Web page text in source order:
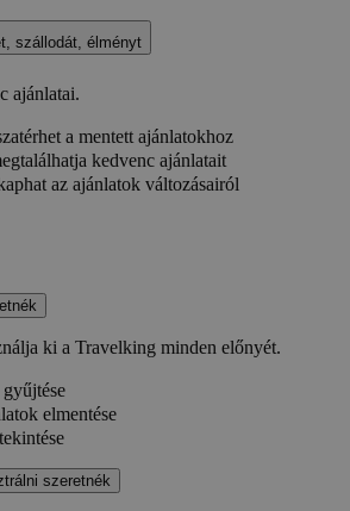
szállodát, élményt
ajánlatai.
a mentett ajánlatokhoz
kedvenc ajánlatait
az ajánlatok változásairól
ki a Travelking minden előnyét.
elmentése
szeretnék